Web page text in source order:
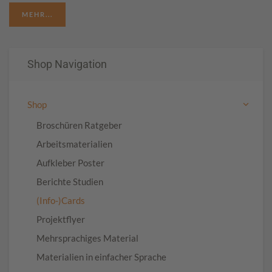
MEHR...
Shop Navigation
Shop
Broschüren Ratgeber
Arbeitsmaterialien
Aufkleber Poster
Berichte Studien
(Info-)Cards
Projektflyer
Mehrsprachiges Material
Materialien in einfacher Sprache